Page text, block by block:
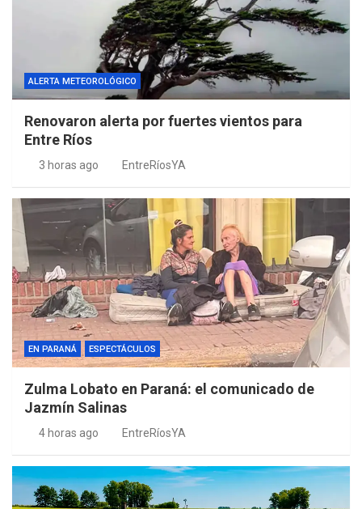
ALERTA METEOROLÓGICO
Renovaron alerta por fuertes vientos para
Entre Ríos
3 horas ago EntreRíosYA
EN PARANÁ ESPECTÁCULOS
Zulma Lobato en Paraná: el comunicado de
Jazmín Salinas
4 horas ago EntreRíosYA